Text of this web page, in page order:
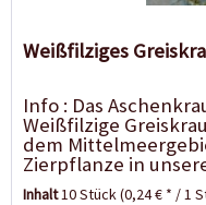
Weißfilziges
Info : Das
Weißfilzige
dem
Zierpflanze in
Auffällig ist das
Inhalt10 Stück(0,24 € * / 1